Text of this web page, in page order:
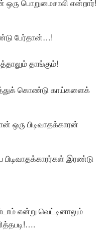
ஒரு பொறுமைசாலி என்றார்!
பேர்தான்…!
தாங்கும்!
கொண்டு காய்களைக்
ஒரு பிடிவாதக்காரன்
இரண்டு
என்று வெட்டினாலும்